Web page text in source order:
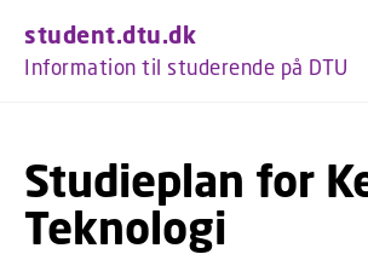
student.dtu.dk
Information til studerende på DTU
Studieplan for
Teknologi